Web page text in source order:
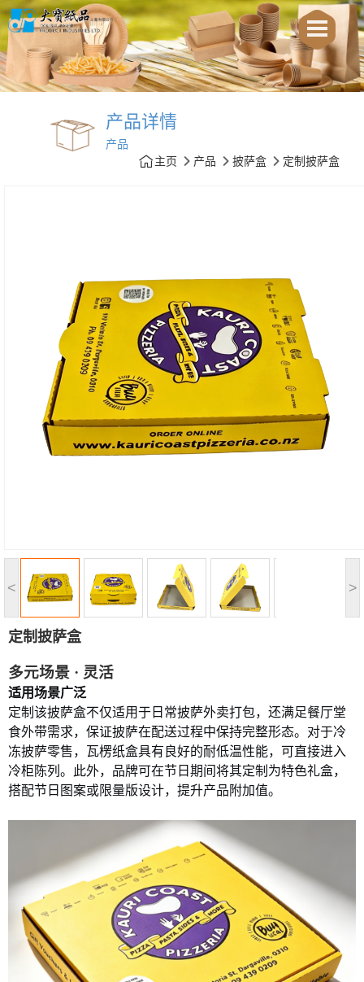
产品详情
产品
主页
产品 披萨盒 定制披萨盒
< >
定制披萨盒
多元场景 · 灵活
适用场景广泛
定制 该披萨盒不仅适用于日常披萨外卖打包，还满足餐厅堂
食外带需求，保证披萨在配送过程中保持完整形态。对于冷
冻披萨零售，瓦楞纸盒具有良好的耐低温性能，可直接进入
冷柜陈列 。此外，品牌可在节日期间将其定制为特色礼盒，
搭配节日图案或限量版设计，提升产品附加值。